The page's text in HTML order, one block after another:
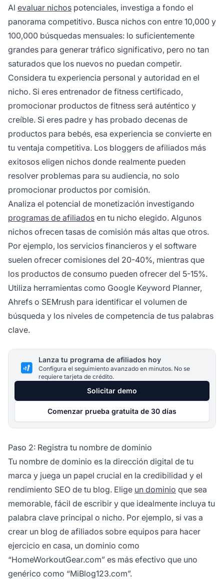
Al evaluar nichos potenciales, investiga a fondo el
panorama competitivo. Busca nichos con entre 10,000 y
100,000 búsquedas mensuales: lo suficientemente
grandes para generar tráfico significativo, pero no tan
saturados que los nuevos no puedan competir.
Considera tu experiencia personal y autoridad en el
nicho. Si eres entrenador de fitness certificado,
promocionar productos de fitness será auténtico y
creíble. Si eres padre y has probado decenas de
productos para bebés, esa experiencia se convierte en
tu ventaja competitiva. Los bloggers de afiliados más
exitosos eligen nichos donde realmente pueden
resolver problemas para su audiencia, no solo
promocionar productos por comisión.
Analiza el potencial de monetización investigando
programas de afiliados en tu nicho elegido. Algunos
nichos ofrecen tasas de comisión más altas que otros.
Por ejemplo, los servicios financieros y el software
suelen ofrecer comisiones del 20-40%, mientras que
los productos de consumo pueden ofrecer del 5-15%.
Utiliza herramientas como Google Keyword Planner,
Ahrefs o SEMrush para identificar el volumen de
búsqueda y los niveles de competencia de tus palabras
clave.
Lanza tu programa de afiliados hoy
Configura el seguimiento avanzado en minutos. No se
requiere tarjeta de crédito.
Solicitar demo
Comenzar prueba gratuita de 30 días
Paso 2: Registra tu nombre de dominio
Tu nombre de dominio es la dirección digital de tu
marca y juega un papel crucial en la credibilidad y el
rendimiento SEO de tu blog. Elige un dominio que sea
memorable, fácil de escribir y que idealmente incluya tu
palabra clave principal o nicho. Por ejemplo, si vas a
crear un blog de afiliados sobre equipos para hacer
ejercicio en casa, un dominio como
“HomeWorkoutGear.com” es más efectivo que uno
genérico como “MiBlog123.com”.